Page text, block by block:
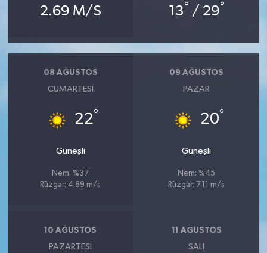
2.69 M/S 13° / 29°
08 AĞUSTOS
CUMARTESI
22°
Güneşli
Nem: %37
Rüzgar: 4.89 m/s
09 AĞUSTOS
PAZAR
20°
Güneşli
Nem: %45
Rüzgar: 7.11 m/s
10 AĞUSTOS
PAZARTESI
11 AĞUSTOS
SALI
ÜÇÜNCÜ SAYFA
Yemek
SEÇİM 2014
KİM KİMDİR
ÇEK GÖNDER
HEDEF2020